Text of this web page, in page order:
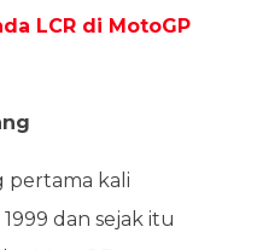
LCR di MotoGP
pertama kali
dan sejak itu